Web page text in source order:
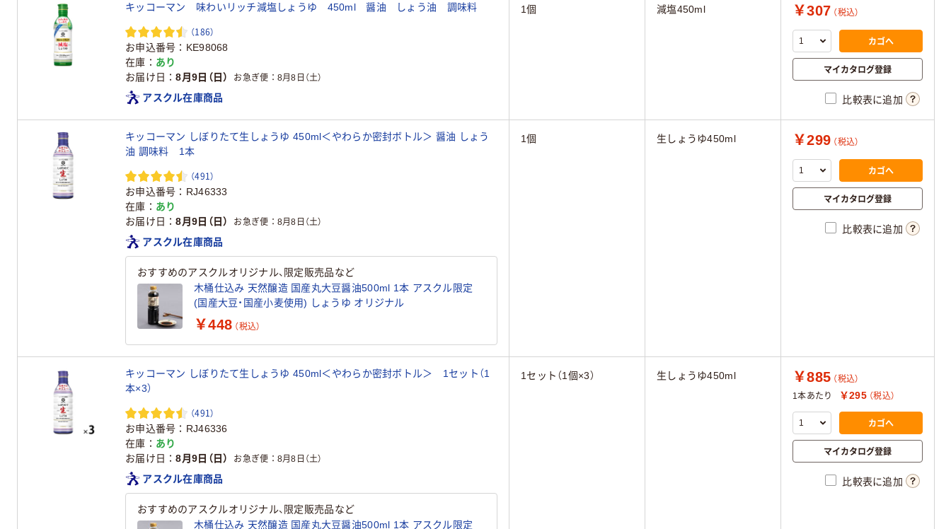
キッコーマン 味わいリッチ減塩しょうゆ 450ml 醤油 しょう油 調味料
（186）
お申込番号
KE98068
在庫
あり
お届け日
8月9日（日） お急ぎ便 8月8日（土）
アスクル在庫商品
1個 減塩450ml ￥307 （税込）
カゴへ
マイカタログ登録
比較表に追加
キッコーマン しぼりたて生しょうゆ 450ml＜やわらか密封ボトル＞ 醤油 しょう
油 調味料 1本
（491）
お申込番号
RJ46333
在庫
あり
お届け日
8月9日（日） お急ぎ便 8月8日（土）
アスクル在庫商品
おすすめのアスクルオリジナル、限定販売品など
木桶仕込み 天然醸造 国産丸大豆醤油500ml 1本 アスクル限定
(国産大豆・国産小麦使用) しょうゆ オリジナル
￥448 （税込）
1個 生しょうゆ450ml ￥299 （税込）
カゴへ
マイカタログ登録
比較表に追加
キッコーマン しぼりたて生しょうゆ 450ml＜やわらか密封ボトル＞ 1セット（1
本×3）
（491）
お申込番号
RJ46336
在庫
あり
お届け日
8月9日（日） お急ぎ便 8月8日（土）
アスクル在庫商品
おすすめのアスクルオリジナル、限定販売品など
木桶仕込み 天然醸造 国産丸大豆醤油500ml 1本 アスクル限定
1セット（1個×3） 生しょうゆ450ml ￥885 （税込）
1本あたり
￥295 （税込）
カゴへ
マイカタログ登録
比較表に追加